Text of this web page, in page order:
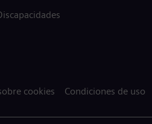
cookies Condiciones de uso